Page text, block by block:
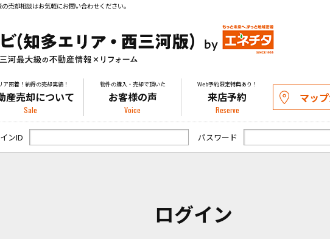
売却相談はお気軽にお問い合わせください。
ア密着！納得の売却実績！
産売却について
Sale
物件の購入・売却で頂いた
お客様の声
Voice
Web予約限定特典あり！
来店予約
Reserve
マッ
ンID パスワード
ログイン